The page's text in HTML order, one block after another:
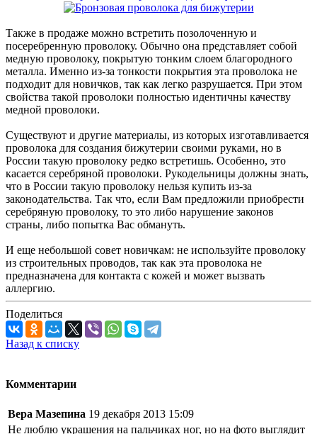
Также в продаже можно встретить позолоченную и
посеребренную проволоку. Обычно она представляет собой
медную проволоку, покрытую тонким слоем благородного
металла. Именно из-за тонкости покрытия эта проволока не
подходит для новичков, так как легко разрушается. При этом
свойства такой проволоки полностью идентичны качеству
медной проволоки.
Существуют и другие материалы, из которых изготавливается
проволока для создания бижутерии своими руками, но в
России такую проволоку редко встретишь. Особенно, это
касается серебряной проволоки. Рукодельницы должны знать,
что в России такую проволоку нельзя купить из-за
законодательства. Так что, если Вам предложили приобрести
серебряную проволоку, то это либо нарушение законов
страны, либо попытка Вас обмануть.
И еще небольшой совет новичкам: не используйте проволоку
из строительных проводов, так как эта проволока не
предназначена для контакта с кожей и может вызвать
аллергию.
Поделиться
Назад к списку
Комментарии
Вера Мазепина 19 декабря 2013 15:09
Не люблю украшения на пальчиках ног, но на фото выглядит